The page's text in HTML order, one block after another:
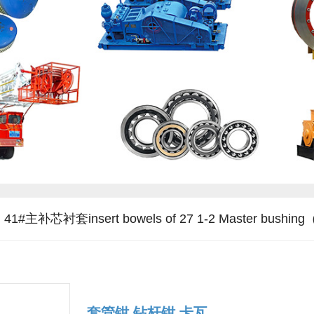
41#主补芯衬套insert bowels of 27 1-2 Master bushing